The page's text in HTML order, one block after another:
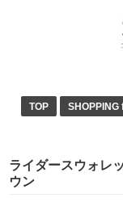
TOP
ライダースウォレ
ウン